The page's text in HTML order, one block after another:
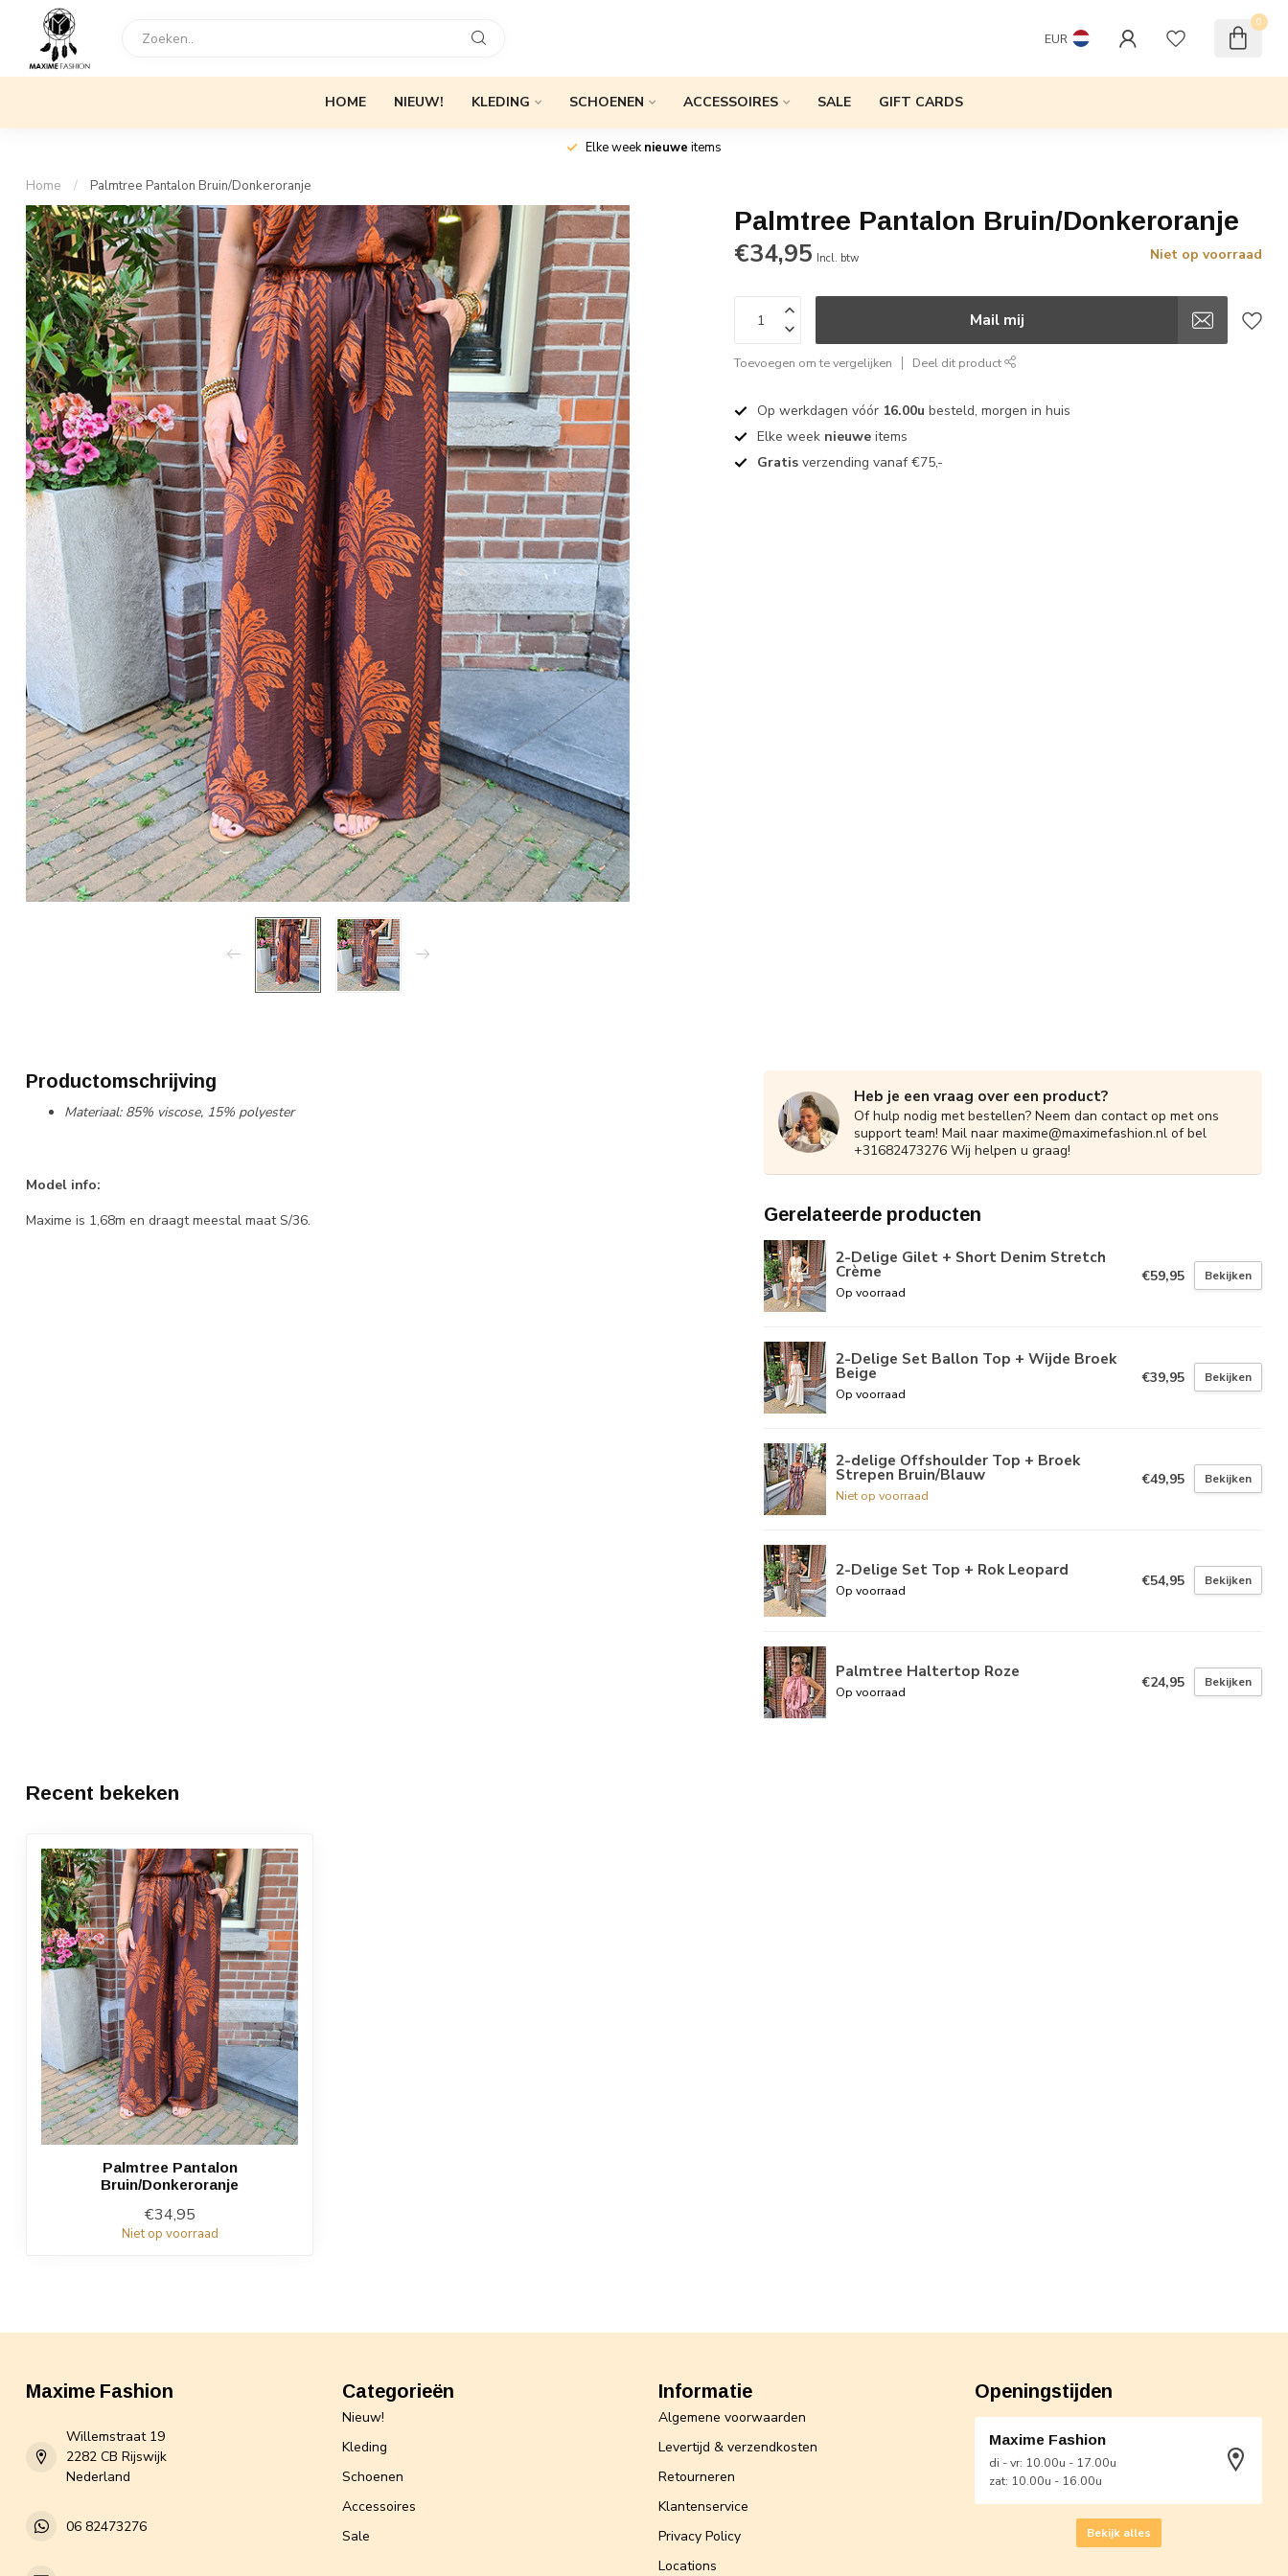
EUR
0
HOME NIEUW! KLEDING SCHOENEN ACCESSOIRES SALE GIFT CARDS
Elke weeknieuwe items
Home / Palmtree Pantalon Bruin/Donkeroranje
Palmtree Pantalon Bruin/Donkeroranje
€34,95 Incl. btw Niet op voorraad
Mail mij
Toevoegen om te vergelijken Deel dit product
Op werkdagen vóór 16.00u besteld, morgen in huis
Elke week nieuwe items
Gratis verzending vanaf €75,-
Productomschrijving
Materiaal: 85% viscose, 15% polyester
Model info:
Maxime is 1,68m en draagt meestal maat S/36.
Heb je een vraag over een product?
Of hulp nodig met bestellen? Neem dan contact op met ons
support team! Mail naar maxime@maximefashion.nl of bel
+31682473276 Wij helpen u graag!
Gerelateerde producten
2-Delige Gilet + Short Denim Stretch
Crème
Op voorraad
€59,95 Bekijken
2-Delige Set Ballon Top + Wijde Broek
Beige
Op voorraad
€39,95 Bekijken
2-delige Offshoulder Top + Broek
Strepen Bruin/Blauw
Niet op voorraad
€49,95 Bekijken
2-Delige Set Top + Rok Leopard
Op voorraad
€54,95 Bekijken
Palmtree Haltertop Roze
Op voorraad
€24,95 Bekijken
Recent bekeken
Palmtree Pantalon
Bruin/Donkeroranje
€34,95
Niet op voorraad
Maxime Fashion
Willemstraat 19
2282 CB Rijswijk
Nederland
06 82473276
Categorieën
Nieuw!
Kleding
Schoenen
Accessoires
Sale
Informatie
Algemene voorwaarden
Levertijd & verzendkosten
Retourneren
Klantenservice
Privacy Policy
Locations
Openingstijden
Maxime Fashion
di - vr: 10.00u - 17.00u
zat: 10.00u - 16.00u
Bekijk alles